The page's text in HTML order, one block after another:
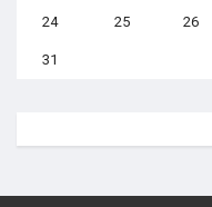
24 25 26
31